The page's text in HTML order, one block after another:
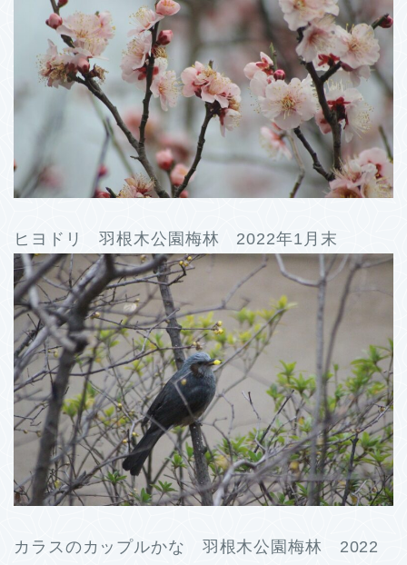
ヒヨドリ 羽根木公園梅林 2022年1月末
カラスのカップルかな 羽根木公園梅林 2022